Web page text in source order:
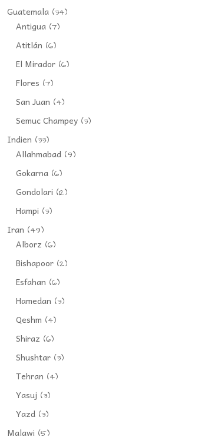
Guatemala (34)
Antigua (7)
Atitlán (6)
El Mirador (6)
Flores (7)
San Juan (4)
Semuc Champey (3)
Indien (33)
Allahmabad (9)
Gokarna (6)
Gondolari (12)
Hampi (3)
Iran (49)
Alborz (6)
Bishapoor (2)
Esfahan (6)
Hamedan (3)
Qeshm (4)
Shiraz (6)
Shushtar (3)
Tehran (4)
Yasuj (3)
Yazd (3)
Malawi (5)